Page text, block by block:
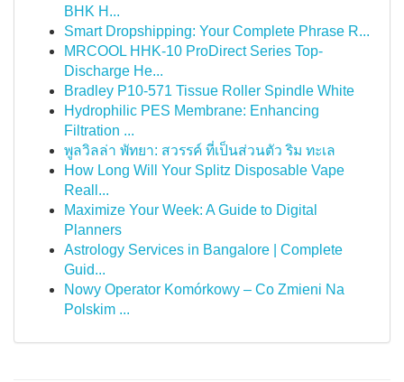
BHK H...
Smart Dropshipping: Your Complete Phrase R...
MRCOOL HHK-10 ProDirect Series Top-
Discharge He...
Bradley P10-571 Tissue Roller Spindle White
Hydrophilic PES Membrane: Enhancing
Filtration ...
พูลวิลล่า พัทยา: สวรรค์ ที่เป็นส่วนตัว ริม ทะเล
How Long Will Your Splitz Disposable Vape
Reall...
Maximize Your Week: A Guide to Digital
Planners
Astrology Services in Bangalore | Complete
Guid...
Nowy Operator Komórkowy – Co Zmieni Na
Polskim ...